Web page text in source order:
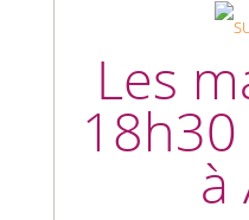
Les
à